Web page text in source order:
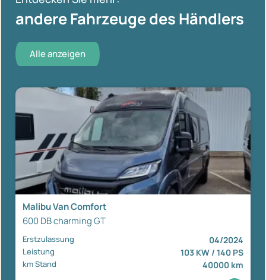
andere Fahrzeuge des Händlers
Alle anzeigen
Malibu Van Comfort
600 DB charming GT
Erstzulassung 04/2024
Leistung 103 KW / 140 PS
km Stand 40000 km